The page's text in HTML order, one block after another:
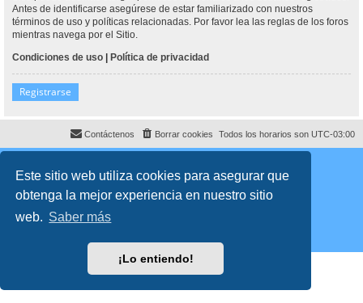
Este sitio web utiliza cookies para asegurar que
obtenga la mejor experiencia en nuestro sitio
web. Saber más
¡Lo entiendo!
Antes de identificarse asegúrese de estar familiarizado con nuestros
términos de uso y políticas relacionadas. Por favor lea las reglas de los foros
mientras navega por el Sitio.
Condiciones de uso | Política de privacidad
Registrarse
Todos los horarios son UTC-03:00
Borrar cookies
Contáctenos
Traducción al español porphpBB España
Abogados Argentinos
Privacidad|Condiciones